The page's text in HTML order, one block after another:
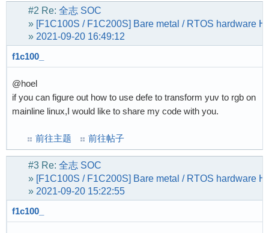
#2 Re: 全志 SOC
» [F1C100S / F1C200S] Bare metal / RTOS hardware
» 2021-09-20 16:49:12
f1c100_
@hoel
if you can figure out how to use defe to transform yuv to rgb on
mainline linux,I would like to share my code with you.
前往主题 前往帖子
#3 Re: 全志 SOC
» [F1C100S / F1C200S] Bare metal / RTOS hardware
» 2021-09-20 15:22:55
f1c100_